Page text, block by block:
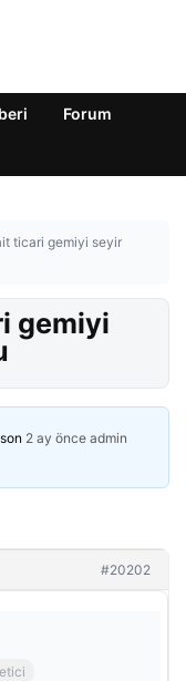
Forum
ticari gemiyi seyir
gemiyi
2 ay önce admin
#20202